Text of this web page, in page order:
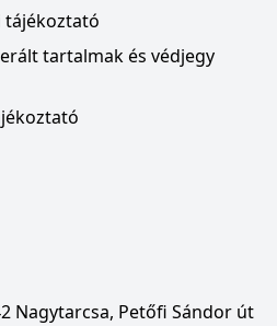
tájékoztató
tartalmak és védjegy
Nagytarcsa, Petőfi Sándor út